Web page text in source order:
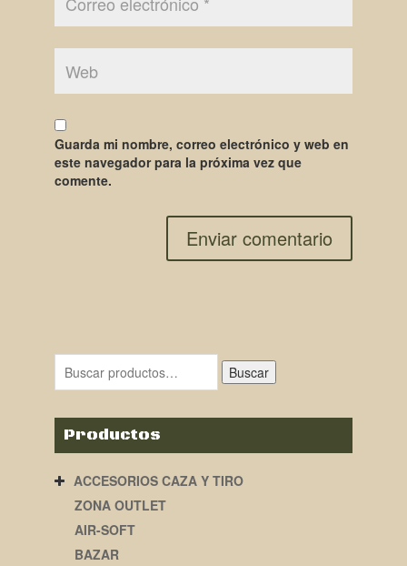
Guarda mi nombre, correo electrónico y web en
este navegador para la próxima vez que
comente.
Buscar
Productos
ACCESORIOS CAZA Y TIRO
ZONA OUTLET
AIR-SOFT
BAZAR